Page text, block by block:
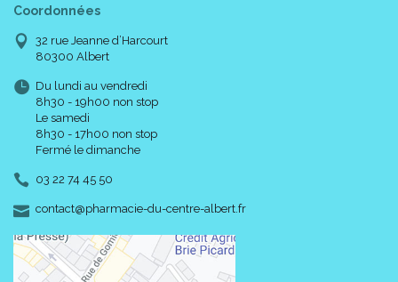
Coordonnées
32 rue Jeanne d’Harcourt
80300 Albert
Du lundi au vendredi
8h30 - 19h00 non stop
Le samedi
8h30 - 17h00 non stop
Fermé le dimanche
03 22 74 45 50
contact-
@-
pharmacie-du-centre-albert.fr